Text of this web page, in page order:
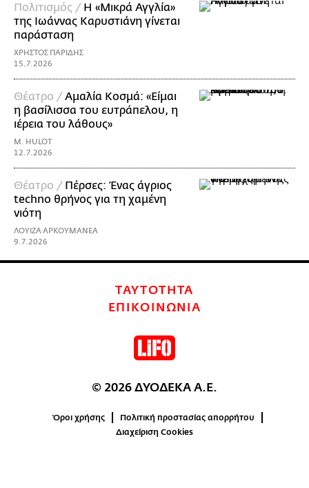
Πολιτισμός / Η «Μικρά Αγγλία»
της Ιωάννας Καρυστιάνη γίνεται
παράσταση
ΧΡΗΣΤΟΣ ΠΑΡΙΔΗΣ
15.7.2026
Θέατρο /Αμαλία Κοσμά: «Είμαι
η βασίλισσα του ευτράπελου, η
ιέρεια του λάθους»
M. HULOT
12.7.2026
Θέατρο / Πέρσες: Ένας άγριος
techno θρήνος για τη χαμένη
νιότη
ΛΟΥΙΖΑ ΑΡΚΟΥΜΑΝΕΑ
9.7.2026
ΤΑΥΤΟΤΗΤΑ
ΕΠΙΚΟΙΝΩΝΙΑ
© 2026 ΔΥΟΔΕΚΑ Α.Ε.
Όροι χρήσης
Πολιτική προστασίας απορρήτου
Διαχείριση Cookies